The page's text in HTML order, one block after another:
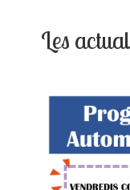
Les